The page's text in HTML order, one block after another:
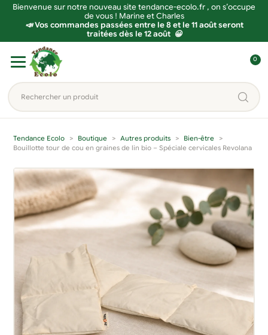
Bienvenue sur notre nouveau site tendance-ecolo.fr , on s’occupe
de vous ! Marine et Charles
📣 Vos commandes passées entre le 8 et le 11 août seront
traitées dès le 12 août 😀
navigation
contenu
Rechercher
un
produit...
o
n
x
n
0
Tendance Ecolo Boutique Autres produits
Bien-être
Bouillotte tour de cou en graines de lin bio – Spéciale cervicales Revolana